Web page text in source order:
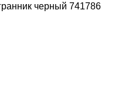
черный 741786